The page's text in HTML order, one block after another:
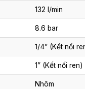
132 l/min
8.6 bar
1/4” (Kết nối
1” (Kết nối ren)
Nhôm